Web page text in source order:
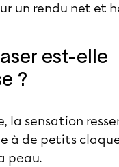
un rendu net et
est-elle
?
la sensation
à de petits
peau.